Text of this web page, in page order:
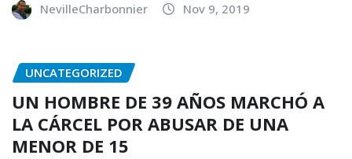
NevilleCharbonnier Nov 9, 2019
UNCATEGORIZED
UN HOMBRE DE 39 AÑOS MARCHÓ A
LA CÁRCEL POR ABUSAR DE UNA
MENOR DE 15